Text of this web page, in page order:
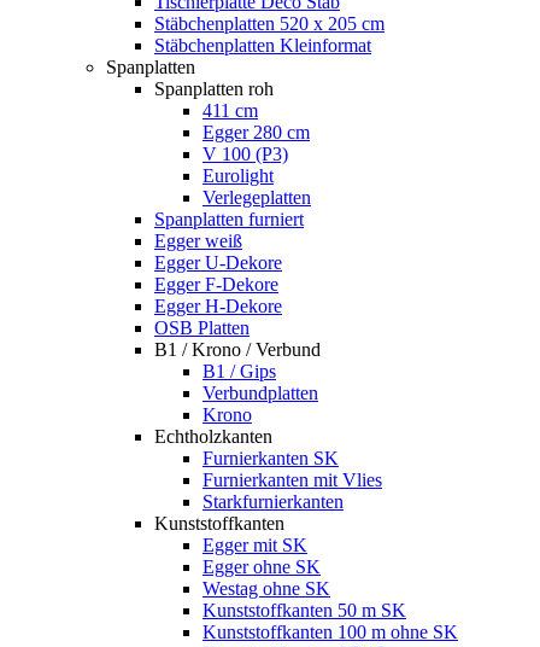
Stäbchenplatten 520 x 205 cm
Stäbchenplatten Kleinformat
Spanplatten
Spanplatten roh
411 cm
Egger 280 cm
V 100 (P3)
Eurolight
Verlegeplatten
Spanplatten furniert
Egger weiß
Egger U-Dekore
Egger F-Dekore
Egger H-Dekore
OSB Platten
B1 / Krono / Verbund
B1 / Gips
Verbundplatten
Krono
Echtholzkanten
Furnierkanten SK
Furnierkanten mit Vlies
Starkfurnierkanten
Kunststoffkanten
Egger mit SK
Egger ohne SK
Westag ohne SK
Kunststoffkanten 50 m SK
Kunststoffkanten 100 m ohne SK